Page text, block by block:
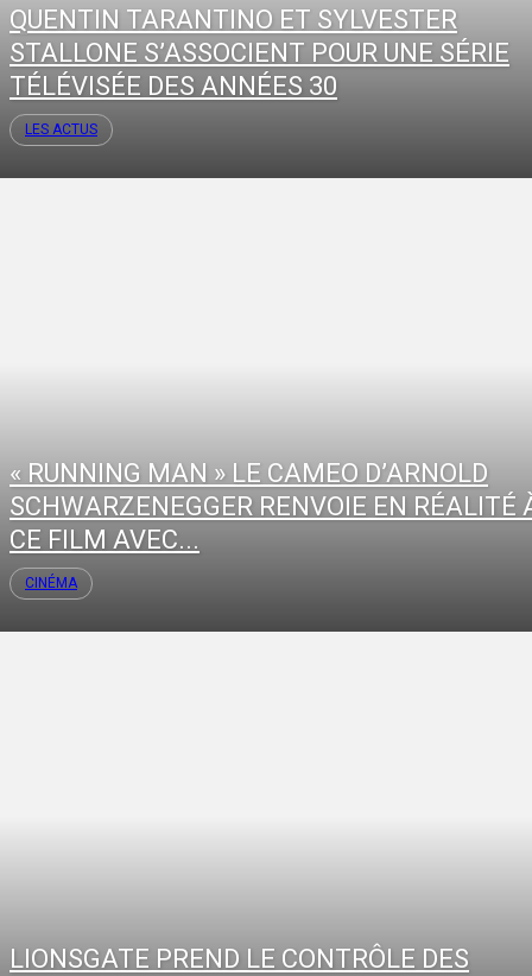
QUENTIN TARANTINO ET SYLVESTER
STALLONE S’ASSOCIENT POUR UNE SÉRIE
TÉLÉVISÉE DES ANNÉES 30
LES ACTUS
« RUNNING MAN » LE CAMEO D’ARNOLD
SCHWARZENEGGER RENVOIE EN RÉALITÉ
CE FILM AVEC...
CINÉMA
LIONSGATE PREND LE CONTRÔLE DES